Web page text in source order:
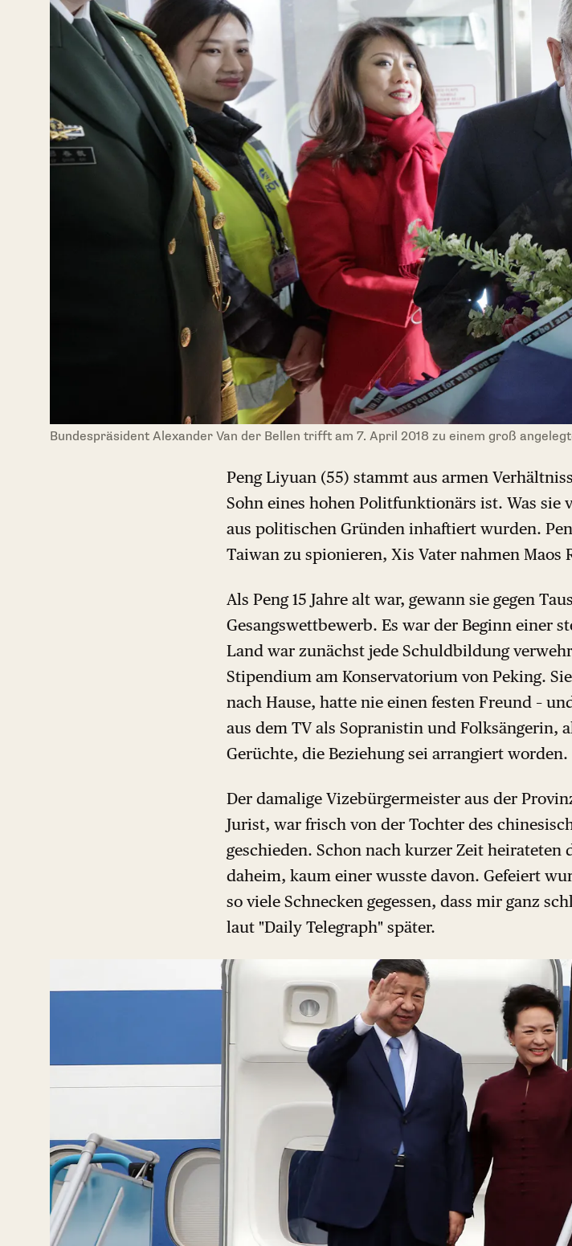
Bundespräsident Alexander Van der Bellen trifft am 7. April 2018 zu einem groß
Peng Liyuan (55) stammt aus armen
Sohn eines hohen Politfunktionärs ist. Was
aus politischen Gründen inhaftiert wurden.
Taiwan zu spionieren, Xis Vater nahmen Maos
Als Peng 15 Jahre alt war, gewann sie gegen
Gesangswettbewerb. Es war der Beginn einer
Land war zunächst jede Schuldbildung
Stipendium am Konservatorium von Peking.
nach Hause, hatte nie einen festen Freund –
aus dem TV als Sopranistin und Folksängerin,
Gerüchte, die Beziehung sei arrangiert worden.
Der damalige Vizebürgermeister aus der
Jurist, war frisch von der Tochter des
geschieden. Schon nach kurzer Zeit heirateten
daheim, kaum einer wusste davon. Gefeiert
so viele Schnecken gegessen, dass mir ganz
laut "Daily Telegraph" später.